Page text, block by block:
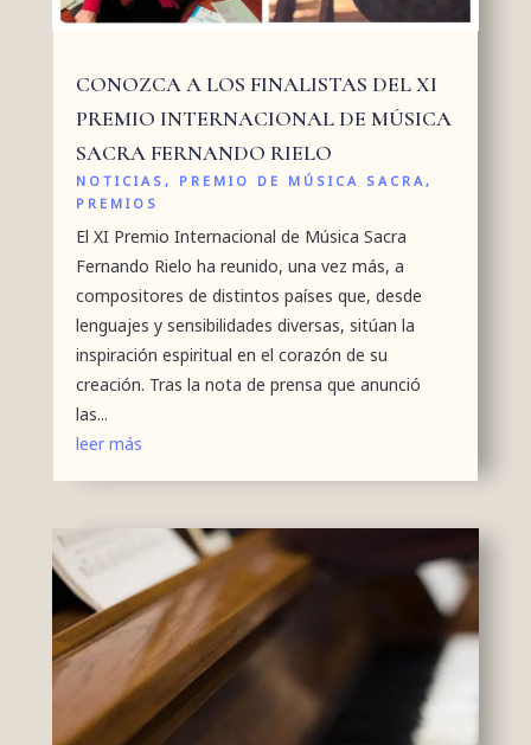
CONOZCA A LOS FINALISTAS DEL XI
PREMIO INTERNACIONAL DE MÚSICA
SACRA FERNANDO RIELO
NOTICIAS, PREMIO DE MÚSICA SACRA,
PREMIOS
El XI Premio Internacional de Música Sacra
Fernando Rielo ha reunido, una vez más, a
compositores de distintos países que, desde
lenguajes y sensibilidades diversas, sitúan la
inspiración espiritual en el corazón de su
creación. Tras la nota de prensa que anunció
las...
leer más